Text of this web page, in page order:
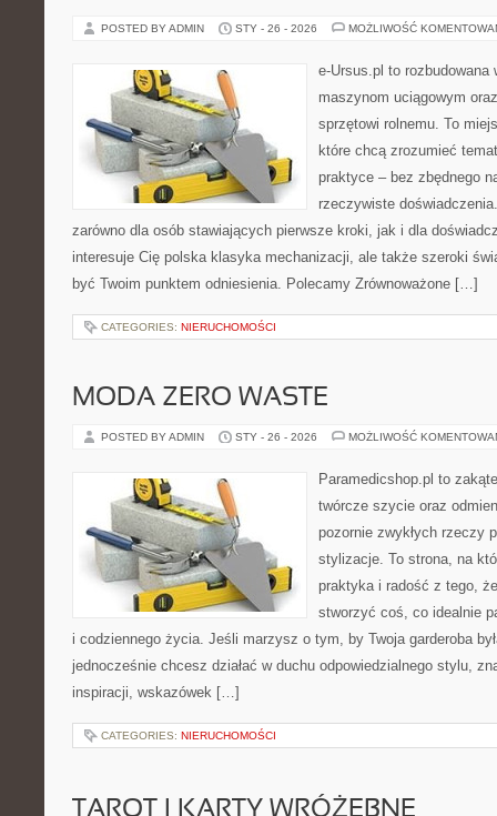
POSTED BY ADMIN STY - 26 - 2026 MOŻLIWOŚĆ
e-Ursus.pl to rozbudowana
maszynom uciągowym
sprzętowi rolnemu. To
które chcą zrozumieć
praktyce – bez zbędnego
rzeczywiste
zarówno dla osób stawiających pierwsze kroki, jak i dla
interesuje Cię polska klasyka mechanizacji, ale także szeroki
być Twoim punktem odniesienia. Polecamy Zrównoważone […]
CATEGORIES: NIERUCHOMOŚCI
MODA ZERO WASTE
POSTED BY ADMIN STY - 26 - 2026 MOŻLIWOŚĆ
Paramedicshop.pl to
twórcze szycie oraz
pozornie zwykłych rzeczy
stylizacje. To strona, na
praktyka i radość z tego,
stworzyć coś, co idealnie
i codziennego życia. Jeśli marzysz o tym, by Twoja garderoba
jednocześnie chcesz działać w duchu odpowiedzialnego stylu,
inspiracji, wskazówek […]
CATEGORIES: NIERUCHOMOŚCI
TAROT I KARTY WRÓŻEBNE